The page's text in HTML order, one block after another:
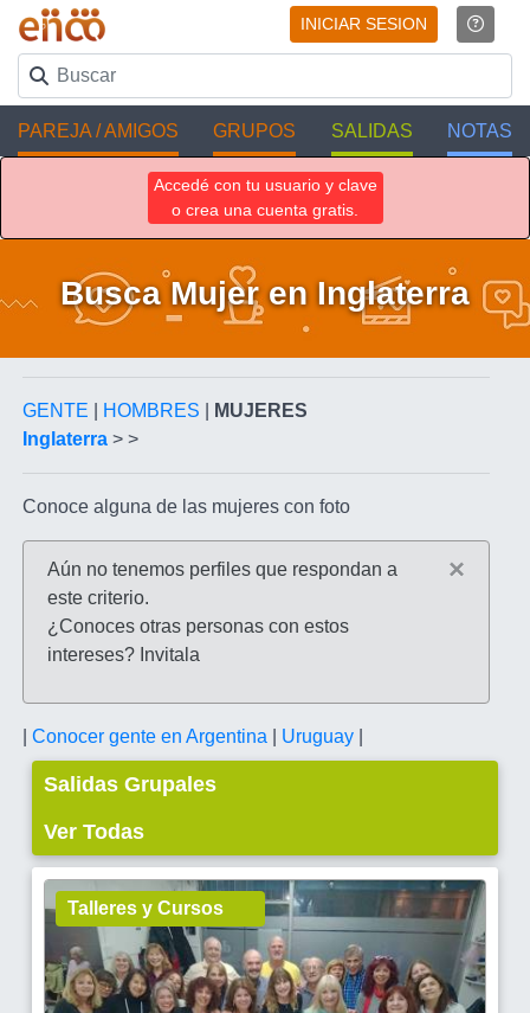
INICIAR SESION
PAREJA / AMIGOS GRUPOS SALIDAS NOTAS
Accedé con tu usuario y clave
o crea una cuenta gratis.
Busca Mujer en Inglaterra
GENTE HOMBRES
MUJERES
Inglaterra > >
Conoce alguna de las mujeres con foto
Aún no tenemos perfiles que respondan a
este criterio.
¿Conoces otras personas con estos
intereses? Invitala
×
Conocer gente en Argentina Uruguay
Salidas Grupales
Ver Todas
Talleres y Cursos